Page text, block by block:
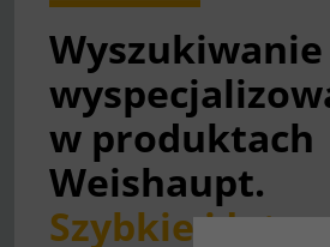
w produktach
Weishaupt.
Szybkie i